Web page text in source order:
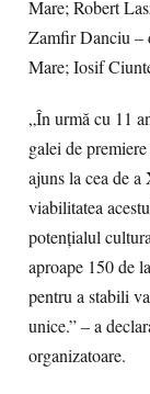
Mare; Robert
Zamfir Danciu –
Mare; Iosif
„În urmă cu 11
galei de
ajuns la cea de a
viabilitatea
potențialul
aproape 150 de
pentru a stabili
unice.” – a
organizatoare.